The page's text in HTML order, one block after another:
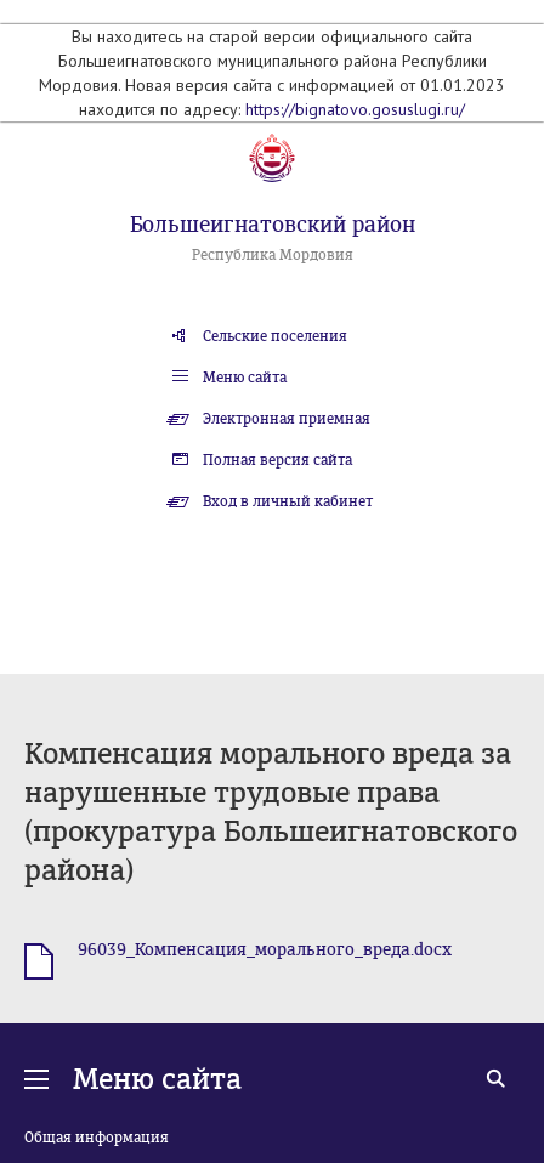
Вы находитесь на старой версии официального сайта
Большеигнатовского муниципального района Республики
Мордовия. Новая версия сайта с информацией от 01.01.2023
находится по адресу: https://bignatovo.gosuslugi.ru/
Большеигнатовский район
Республика Мордовия
Сельские поселения
Меню сайта
Электронная приемная
Полная версия сайта
Вход в личный кабинет
Компенсация морального вреда за
нарушенные трудовые права
(прокуратура Большеигнатовского
района)
96039_Компенсация_морального_вреда.docx
Меню сайта
Общая информация